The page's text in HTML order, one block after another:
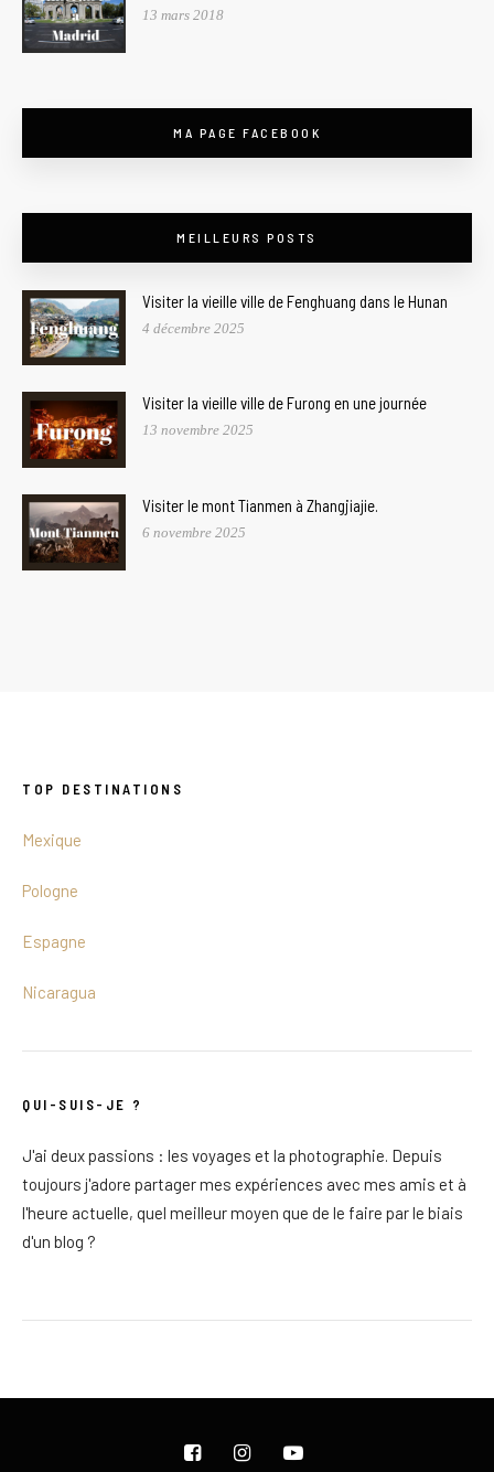
13 mars 2018
MA PAGE FACEBOOK
MEILLEURS POSTS
Visiter la vieille ville de Fenghuang dans le Hunan
4 décembre 2025
Visiter la vieille ville de Furong en une journée
13 novembre 2025
Visiter le mont Tianmen à Zhangjiajie.
6 novembre 2025
TOP DESTINATIONS
Mexique
Pologne
Espagne
Nicaragua
QUI-SUIS-JE ?
J'ai deux passions : les voyages et la photographie. Depuis
toujours j'adore partager mes expériences avec mes amis et à
l'heure actuelle, quel meilleur moyen que de le faire par le biais
d'un blog ?